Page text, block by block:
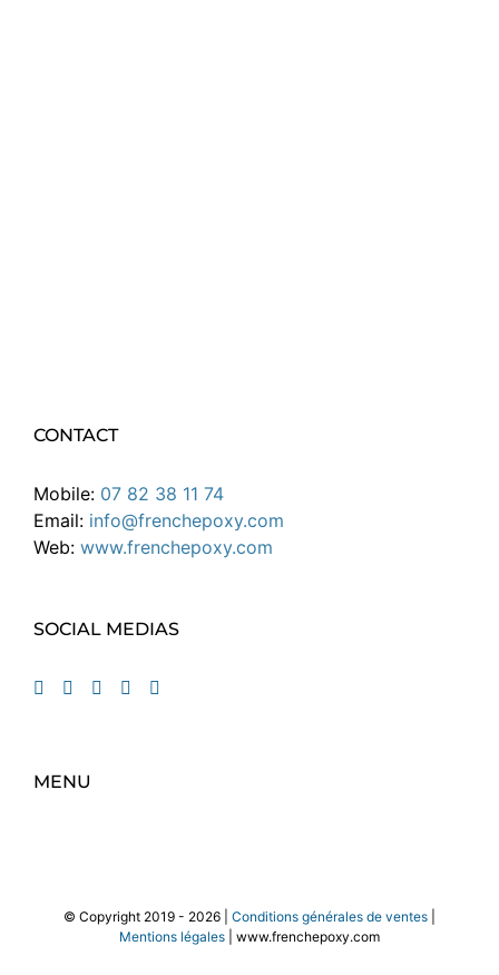
CONTACT
Mobile: 07 82 38 11 74
Email: info@frenchepoxy.com
Web: www.frenchepoxy.com
SOCIAL MEDIAS
MENU
© Copyright 2019 - 2026 | Conditions générales de ventes
Mentions légales | www.frenchepoxy.com